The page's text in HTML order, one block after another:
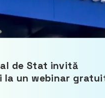
de Stat invită
la un webinar
impozitului pe